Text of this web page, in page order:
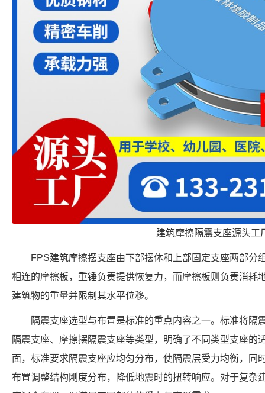
建筑摩擦隔震支座源头工
FPS建筑摩擦摆支座由下部摆体和上部固定支座两部分
相连的摩擦板，重锤负责提供恢复力，而摩擦板则负责消耗
建筑物的重量并限制其水平位移。
隔震支座选型与布置是标准的重点内容之一。标准将隔
隔震支座、摩擦摆隔震支座等类型，明确了不同类型支座的
面，标准要求隔震支座应均匀分布，使隔震层受力均衡，同
布置调整结构刚度分布，降低地震时的扭转响应。对于复杂